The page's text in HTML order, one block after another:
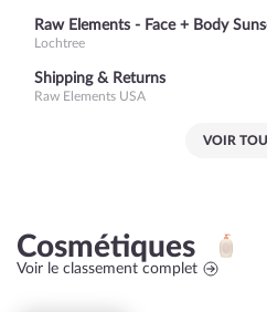
Raw Elements - Face + Body
Lochtree
Shipping & Returns
Raw Elements USA
VOIR
Cosmétiques
Voir le classement complet